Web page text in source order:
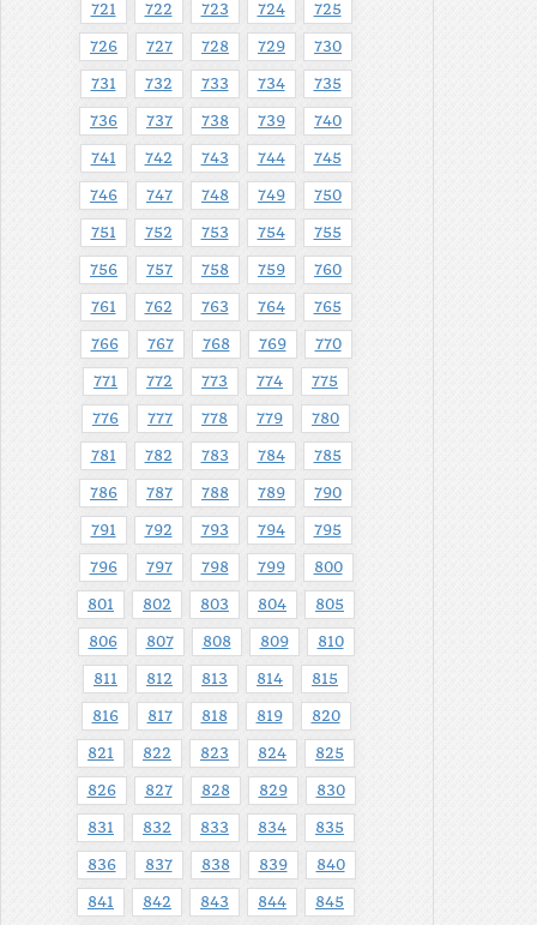
721 722 723 724 725
726 727 728 729 730
731 732 733 734 735
736 737 738 739 740
741 742 743 744 745
746 747 748 749 750
751 752 753 754 755
756 757 758 759 760
761 762 763 764 765
766 767 768 769 770
771 772 773 774 775
776 777 778 779 780
781 782 783 784 785
786 787 788 789 790
791 792 793 794 795
796 797 798 799 800
801 802 803 804 805
806 807 808 809 810
811 812 813 814 815
816 817 818 819 820
821 822 823 824 825
826 827 828 829 830
831 832 833 834 835
836 837 838 839 840
841 842 843 844 845